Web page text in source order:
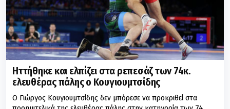
Ηττήθηκε και ελπίζει στα ρεπεσάζ των 74κ.
ελευθέρας πάλης ο Κουγιουμτσίδης
Ο Γιώργος Κουγιουμτσίδης δεν μπόρεσε να προκριθεί στα